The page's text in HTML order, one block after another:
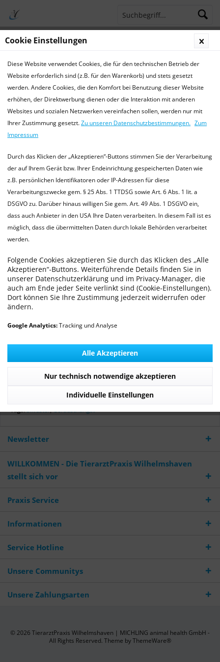
Terminsprechstunde Service Hotline 04421 773770
Blog - News
Blog - News
Tiermedizin Besuchen Sie uns doch auch auf Facebook -
immer auf dem laufenden sein...mehr erfahren »
Filtern
angemessen (und rechtzeitig) therapieren
Von: Tierärztliche Praxis 16.12.13 12:00 0 Kommentare
Alle Jahre wieder das übliche Szenario - Ende Dezember
"etwas geben" möchten, damit es an Silvester nicht so
unruhig ist. Schnell werden "blaue Beruhigungstabletten"
Tags:Silvester,Geräuschangst
Newsletter
WILLKOMMEN - Die TierarztPraxis Wilhelmshaven
stellt sich vor
Praxis Service
Informationen
Service Hotline
Unsere Communitys
Unsere Zahlungsarten
© 2026 TierarztPraxis Wilhelmshaven | MICHLING animal health GmbH -
All Rights Reserved. Theme byThemeWare®
Cookie Einstellungen
Diese Website verwendet Cookies, die für den technischen Betrieb der
Website erforderlich sind (z.B. für den Warenkorb) und stets gesetzt
werden. Andere Cookies, die den Komfort bei Benutzung dieser Website
erhöhen, der Direktwerbung dienen oder die Interaktion mit anderen
Websites und sozialen Netzwerken vereinfachen sollen, werden nur mit
Ihrer Zustimmung gesetzt.Zu unseren Datenschutzbestimmungen. Zum
Impressum
Durch das Klicken der „Akzeptieren“-Buttons stimmen Sie der Verarbeitung
der auf Ihrem Gerät bzw. Ihrer Endeinrichtung gespeicherten Daten wie
z.B. persönlichen Identifikatoren oder IP-Adressen für diese
Verarbeitungszwecke gem. § 25 Abs. 1 TTDSG sowie Art. 6 Abs. 1 lit. a
DSGVO zu. Darüber hinaus willigen Sie gem. Art. 49 Abs. 1 DSGVO ein,
dass auch Anbieter in den USA Ihre Daten verarbeiten. In diesem Fall ist es
möglich, dass die übermittelten Daten durch lokale Behörden verarbeitet
werden.
Folgende Cookies akzeptieren Sie durch das Klicken des „Alle
Akzeptieren“-Buttons. Weiterführende Details finden Sie in
unserer Datenschutzerklärung und im Privacy-Manager, die
auch am Ende jeder Seite verlinkt sind (Cookie-Einstellungen).
Dort können Sie Ihre Zustimmung jederzeit widerrufen oder
ändern.
Google Analytics:Tracking und Analyse
Individuelle Einstellungen
Nur technisch notwendige akzeptieren
Alle Akzeptieren